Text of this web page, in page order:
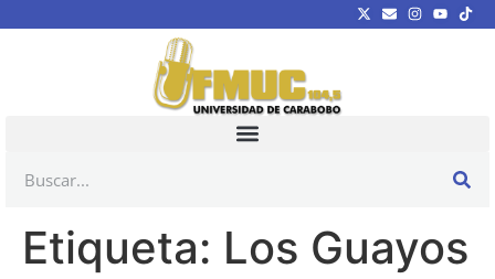
Etiqueta: Los Guayos